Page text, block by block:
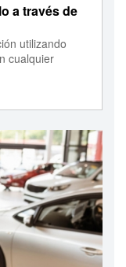
a través de
utilizando
cualquier